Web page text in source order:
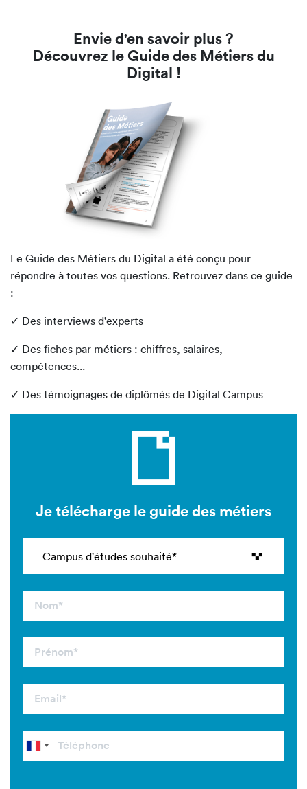
Envie d'en savoir plus ?
Découvrez le Guide des Métiers du
Digital !
Le Guide des Métiers du Digital a été conçu pour
répondre à toutes vos questions. Retrouvez dans ce guide
:
✓ Des interviews d'experts
✓ Des fiches par métiers : chiffres, salaires,
compétences...
✓ Des témoignages de diplômés de Digital Campus
Je télécharge le guide des métiers